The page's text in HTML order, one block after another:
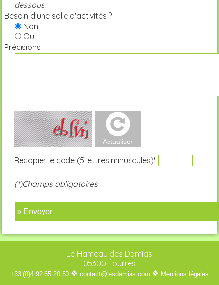
dessous.
Besoin d'une salle d'activités ?
Non
Oui
Précisions
Recopier le code (5 lettres minuscules)*
(*)Champs obligatoires
» Envoyer
Le Hameau des Damias
05300 Éourres
+33.(0)4.92.65.20.50 ❖ contact@lesdamias.com ❖ Mentions légales